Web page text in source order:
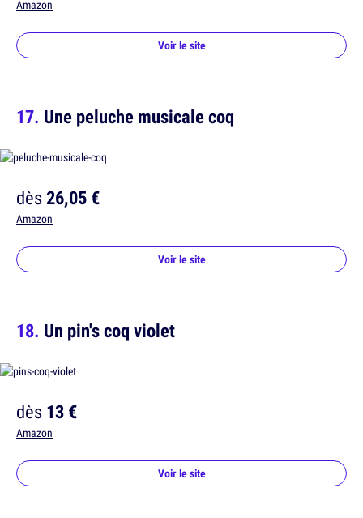
Amazon
Voir le site
Une peluche musicale coq
dès26,05 €
Amazon
Voir le site
Un pin's coq violet
dès13 €
Amazon
Voir le site